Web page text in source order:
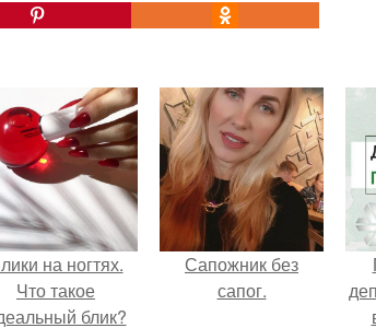
на ногтях.
Что такое
блик?
Сапожник без
сапог.